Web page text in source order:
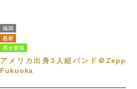
福岡
最新
男女募集
アメリカ出身3人組バンド＠Zepp
Fukuoka